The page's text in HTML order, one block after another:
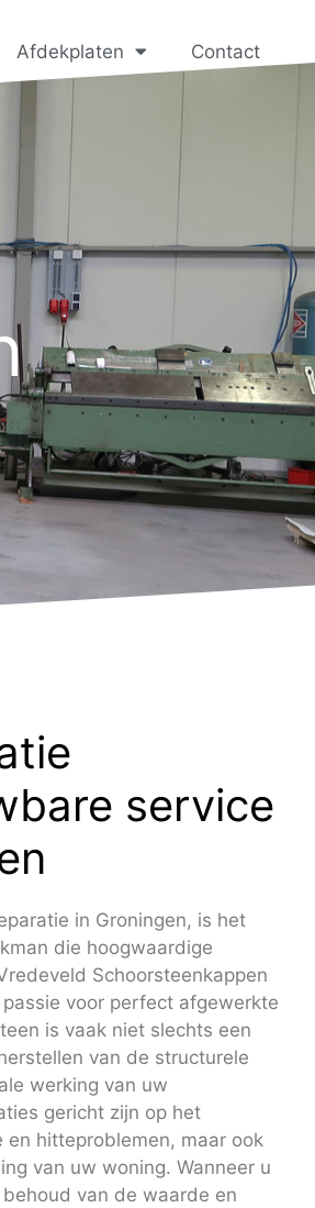
Afdekplaten Contact
service
in Groningen, is het
die hoogwaardige
Schoorsteenkappen
voor perfect afgewerkte
is vaak niet slechts een
van de structurele
werking van uw
gericht zijn op het
hitteproblemen, maar ook
van uw woning. Wanneer u
van de waarde en